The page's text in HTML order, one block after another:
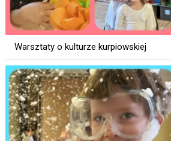
Warsztaty o kulturze kurpiowskiej